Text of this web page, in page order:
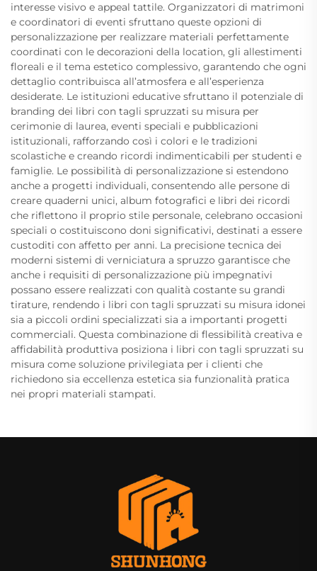
interesse visivo e appeal tattile. Organizzatori di matrimoni
e coordinatori di eventi sfruttano queste opzioni di
personalizzazione per realizzare materiali perfettamente
coordinati con le decorazioni della location, gli allestimenti
floreali e il tema estetico complessivo, garantendo che ogni
dettaglio contribuisca all’atmosfera e all’esperienza
desiderate. Le istituzioni educative sfruttano il potenziale di
branding dei libri con tagli spruzzati su misura per
cerimonie di laurea, eventi speciali e pubblicazioni
istituzionali, rafforzando così i colori e le tradizioni
scolastiche e creando ricordi indimenticabili per studenti e
famiglie. Le possibilità di personalizzazione si estendono
anche a progetti individuali, consentendo alle persone di
creare quaderni unici, album fotografici e libri dei ricordi
che riflettono il proprio stile personale, celebrano occasioni
speciali o costituiscono doni significativi, destinati a essere
custoditi con affetto per anni. La precisione tecnica dei
moderni sistemi di verniciatura a spruzzo garantisce che
anche i requisiti di personalizzazione più impegnativi
possano essere realizzati con qualità costante su grandi
tirature, rendendo i libri con tagli spruzzati su misura idonei
sia a piccoli ordini specializzati sia a importanti progetti
commerciali. Questa combinazione di flessibilità creativa e
affidabilità produttiva posiziona i libri con tagli spruzzati su
misura come soluzione privilegiata per i clienti che
richiedono sia eccellenza estetica sia funzionalità pratica
nei propri materiali stampati.